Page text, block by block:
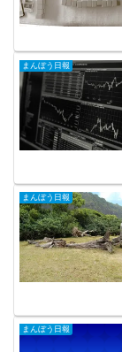
まんぼう日報
まんぼう日報
まんぼう日報